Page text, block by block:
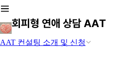
AAT 컨설팅 소개 및 신청